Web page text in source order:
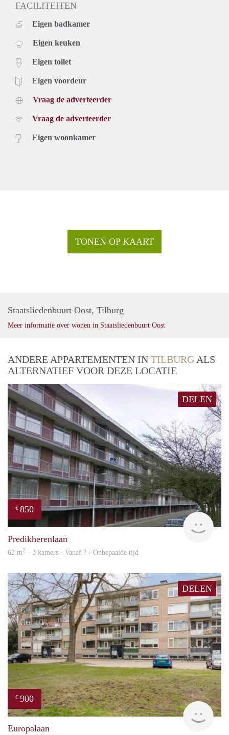
FACILITEITEN
Eigen badkamer
Eigen keuken
Eigen toilet
Eigen voordeur
Vraag de adverteerder
Vraag de adverteerder
Eigen woonkamer
TONEN OP KAART
Staatsliedenbuurt Oost, Tilburg
Meer informatie over wonen in Staatsliedenbuurt Oost
ANDERE APPARTEMENTEN IN TILBURG ALS
ALTERNATIEF VOOR DEZE LOCATIE
DELEN
€ 850
rent
Predikherenlaan
62 m2 · 3 kamers · Vanaf ? - Onbepaalde tijd
DELEN
€ 900
Europalaan